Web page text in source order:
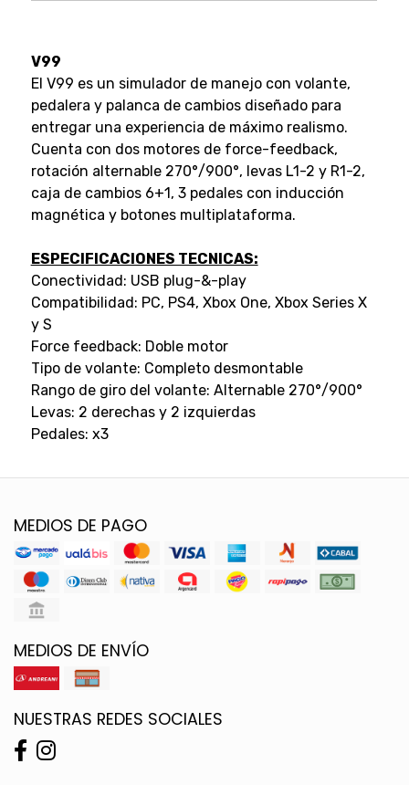
V99
El V99 es un simulador de manejo con volante,
pedalera y palanca de cambios diseñado para
entregar una experiencia de máximo realismo.
Cuenta con dos motores de force-feedback,
rotación alternable 270°/900°, levas L1-2 y R1-2,
caja de cambios 6+1, 3 pedales con inducción
magnética y botones multiplataforma.
ESPECIFICACIONES TECNICAS:
Conectividad: USB plug-&-play
Compatibilidad: PC, PS4, Xbox One, Xbox Series X
y S
Force feedback: Doble motor
Tipo de volante: Completo desmontable
Rango de giro del volante: Alternable 270°/900°
Levas: 2 derechas y 2 izquierdas
Pedales: x3
MEDIOS DE PAGO
MEDIOS DE ENVÍO
NUESTRAS REDES SOCIALES